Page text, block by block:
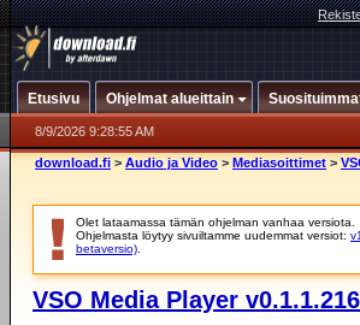
Etusivu Ohjelmat alueittain
8/9/2026 9:28:55 AM
download.fi > Audio ja Video > Mediasoittimet >
Olet lataamassa tämän ohjelman vanhaa versiota.
Ohjelmasta löytyy sivuiltamme uudemmat versiot:
betaversio)
VSO Media Player